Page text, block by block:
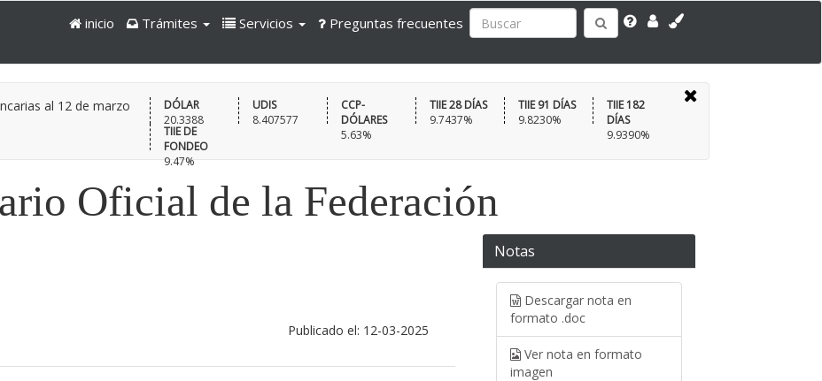
inicio Trámites Servicios Preguntas frecuentes
al 12 de marzo
DÓLAR
20.3388
UDIS
8.407577
CCP-
DÓLARES
5.63%
TIIE 28 DÍAS
9.7437%
TIIE 91 DÍAS
9.8230%
TIIE 182
DÍAS
9.9390%
TIIE DE
FONDEO
9.47%
Oficial de la Federación
Publicado el: 12-03-2025
Notas
Descargar nota en
formato .doc
Ver nota en formato
imagen